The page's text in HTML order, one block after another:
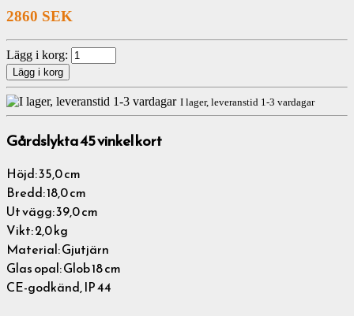
2860 SEK
Lägg i korg:
I lager, leveranstid 1-3 vardagar
Gårdslykta 45 vinkel kort
Höjd: 35,0 cm
Bredd: 18,0 cm
Ut vägg: 39,0 cm
Vikt: 2,0 kg
Material: Gjutjärn
Glas opal: Glob 18 cm
CE-godkänd, IP 44